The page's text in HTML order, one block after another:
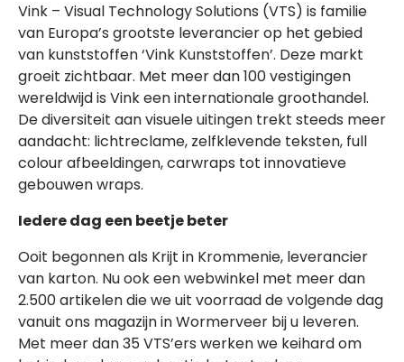
Vink – Visual Technology Solutions (VTS) is familie
van Europa’s grootste leverancier op het gebied
van kunststoffen ‘Vink Kunststoffen’. Deze markt
groeit zichtbaar. Met meer dan 100 vestigingen
wereldwijd is Vink een internationale groothandel.
De diversiteit aan visuele uitingen trekt steeds meer
aandacht: lichtreclame, zelfklevende teksten, full
colour afbeeldingen, carwraps tot innovatieve
gebouwen wraps.
Iedere dag een beetje beter
Ooit begonnen als Krijt in Krommenie, leverancier
van karton. Nu ook een webwinkel met meer dan
2.500 artikelen die we uit voorraad de volgende dag
vanuit ons magazijn in Wormerveer bij u leveren.
Met meer dan 35 VTS’ers werken we keihard om